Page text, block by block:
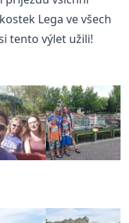
Lega ve všech
tento výlet užili!